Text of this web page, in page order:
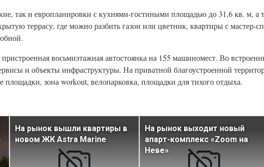
так и европланировки с кухнями-гостиными площадью до 31,6 кв. м, а
террасу, где можно разбить газон или цветник, квартиры с мастер-
восьмиэтажная автостоянка на 155 машиномест. Во
и объекты инфраструктуры. На приватной благоустроенной
площадки, зона workout, велопарковка, площадки для тихого отдыха.
На рынок вышли квартиры в
новом ЖК Astra Marine
На рынок выходит новый
апарт-комплекс «Zoom на
Неве»